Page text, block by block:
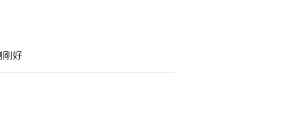
剛好